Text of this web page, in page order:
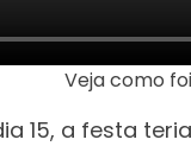
Veja como
15, a festa